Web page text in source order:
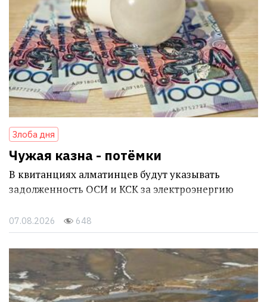
Злоба дня
Чужая казна - потёмки
В квитанциях алматинцев будут указывать
задолженность ОСИ и КСК за электроэнергию
07.08.2026 648